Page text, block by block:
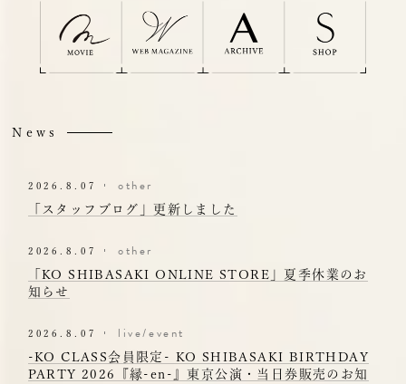
News
2026.8.07 other
「スタッフブログ」更新しました
2026.8.07 other
「KO SHIBASAKI ONLINE STORE」夏季休業のお
知らせ
2026.8.07 live/event
-KO CLASS会員限定- KO SHIBASAKI BIRTHDAY
PARTY 2026『縁-en-』東京公演・当日券販売のお知